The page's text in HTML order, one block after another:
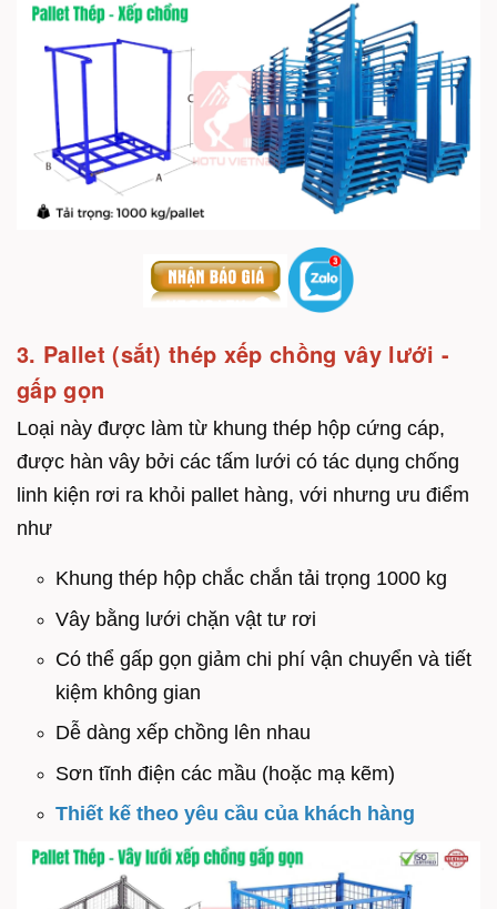
3. Pallet (sắt) thép xếp chồng vây lưới -
gấp gọn
Loại này được làm từ khung thép hộp cứng cáp,
được hàn vây bởi các tấm lưới có tác dụng chống
linh kiện rơi ra khỏi pallet hàng, với nhưng ưu điểm
như
Khung thép hộp chắc chắn tải trọng 1000 kg
Vây bằng lưới chặn vật tư rơi
Có thể gấp gọn giảm chi phí vận chuyển và tiết
kiệm không gian
Dễ dàng xếp chồng lên nhau
Sơn tĩnh điện các mầu (hoặc mạ kẽm)
Thiết kế theo yêu cầu của khách hàng